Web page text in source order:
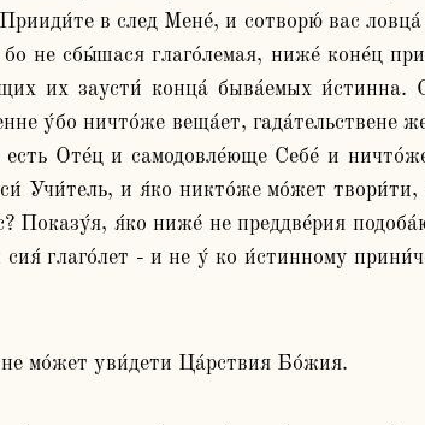
в след Мене́, и сотворю́ вас
не сбы́шася глаго́лемая, ниже́ коне́ц
их заусти́ конца́ быва́емых
у́бо ничто́же веща́ет, гада́тельствене
есть Оте́ц и самодовле́юще Себе́ и
Учи́тель, и я́ко никто́же мо́жет
Показу́я, я́ко ниже́ не преддве́рия
глаго́лет - и не у́ ко и́стинному
мо́жет уви́дети Ца́рствия Бо́жия.